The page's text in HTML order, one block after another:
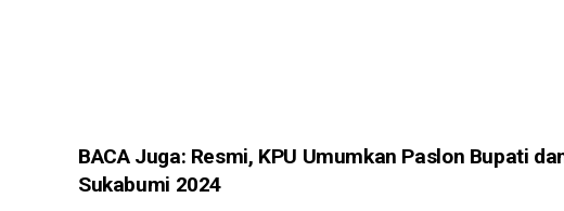
BACA Juga: Resmi, KPU Umumkan Paslon Bupati
Sukabumi 2024